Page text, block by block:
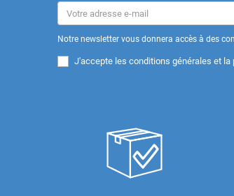
Notre newsletter vous donnera accès à des
J'accepte les conditions générales et